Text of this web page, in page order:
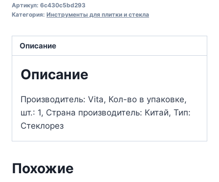
Артикул: 6c430c5bd293
Категория: Инструменты для плитки и стекла
Описание
Описание
Производитель: Vita, Кол-во в упаковке,
шт.: 1, Страна производитель: Китай, Тип:
Стеклорез
Похожие